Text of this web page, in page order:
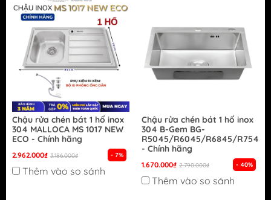
Chậu rửa chén bát 1 hố inox
304 MALLOCA MS 1017 NEW
ECO - Chính hãng
2.962.000₫ 3.186.000₫ - 7%
Thêm vào so sánh
Chậu rửa chén bát 1 hố inox
304 B-Gem BG-
R5045/R6045/R6845/R7545/
- Chính hãng
1.670.000₫ 2.790.000₫ - 40%
Thêm vào so sánh